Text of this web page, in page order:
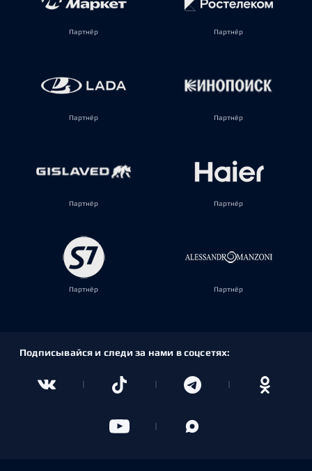
Партнёр Партнёр
Партнёр Партнёр
Партнёр Партнёр
Партнёр Партнёр
Подписывайся и следи за нами в соцсетях: